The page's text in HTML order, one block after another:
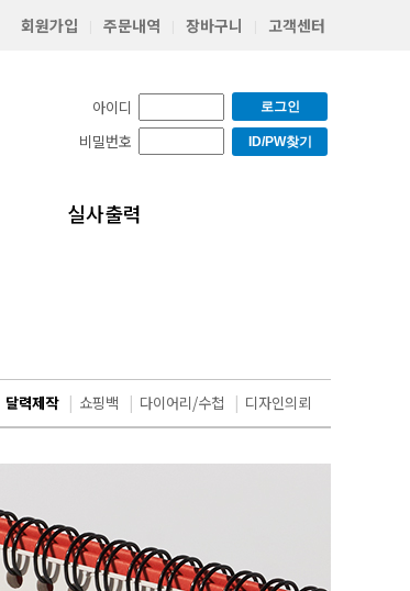
회원가입 주문내역 장바구니 고객센터
아이디
비밀번호
로그인
ID/PW찾기
실사출력
달력제작 | 쇼핑백 | 다이어리/수첩 | 디자인의뢰